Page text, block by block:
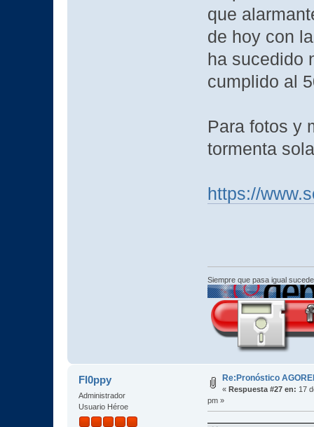
que
de hoy con
ha sucedido
cumplido al
Para fotos y
tormenta
https://
Siempre que pasa igual
Fl0ppy
Administrador
Usuario Héroe
Re:Pronóstico
« Respuesta #27 en: 17
pm »